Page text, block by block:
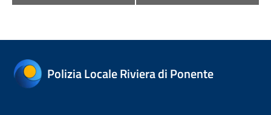
Polizia Locale Riviera di Ponente